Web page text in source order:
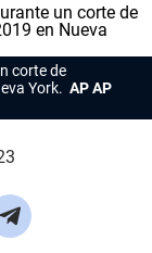
corte de
York. AP AP